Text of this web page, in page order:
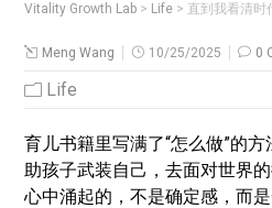
Vitality Growth Lab > Life > 直到我看清时
Meng Wang 10/25/2025 0
Life
育儿书籍里写满了“怎么做”的
助孩子武装自己，去面对世界
心中涌起的，不是确定感，而